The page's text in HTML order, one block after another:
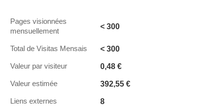
Pages visionnées
mensuellement
< 300
Total de Visitas Mensais < 300
Valeur par visiteur 0,48 €
Valeur estimée 392,55 €
Liens externes 8